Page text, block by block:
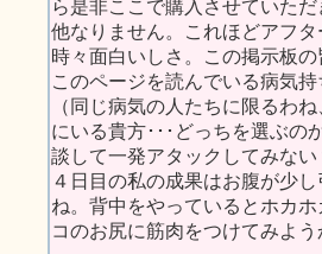
ら是非ここで購入させていた
他なりません。これほどアフ
時々面白いしさ。この掲示板
このページを読んでいる病気
（同じ病気の人たちに限るわ
にいる貴方･･･どっちを選ぶの
談して一発アタックしてみな
４日目の私の成果はお腹が少
ね。背中をやっているとホカ
コのお尻に筋肉をつけてみよ